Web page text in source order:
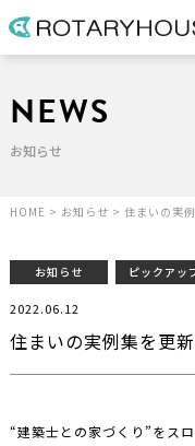
NEWS
お知らせ
HOME > お知らせ > 住まいの実
お知らせ ピックアッ
住まいの実例集を更
2022.06.12
“建築士との家づくり”をス